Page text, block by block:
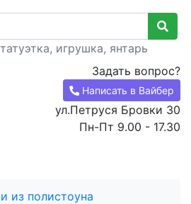
игрушка, янтарь
Задать вопрос?
Написать в Вайбер
ул.Петруся Бровки 30
Пн-Пт 9.00 - 17.30
из полистоуна